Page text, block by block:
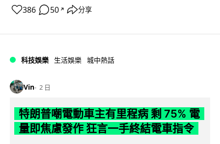
386 50 ↗ 分享
科技娛樂 生活娛樂 城中熱話
Vin 2 日
特朗普嘲電動車主有里程病 剩 75% 電
量即焦慮發作 狂言一手終結電車指令